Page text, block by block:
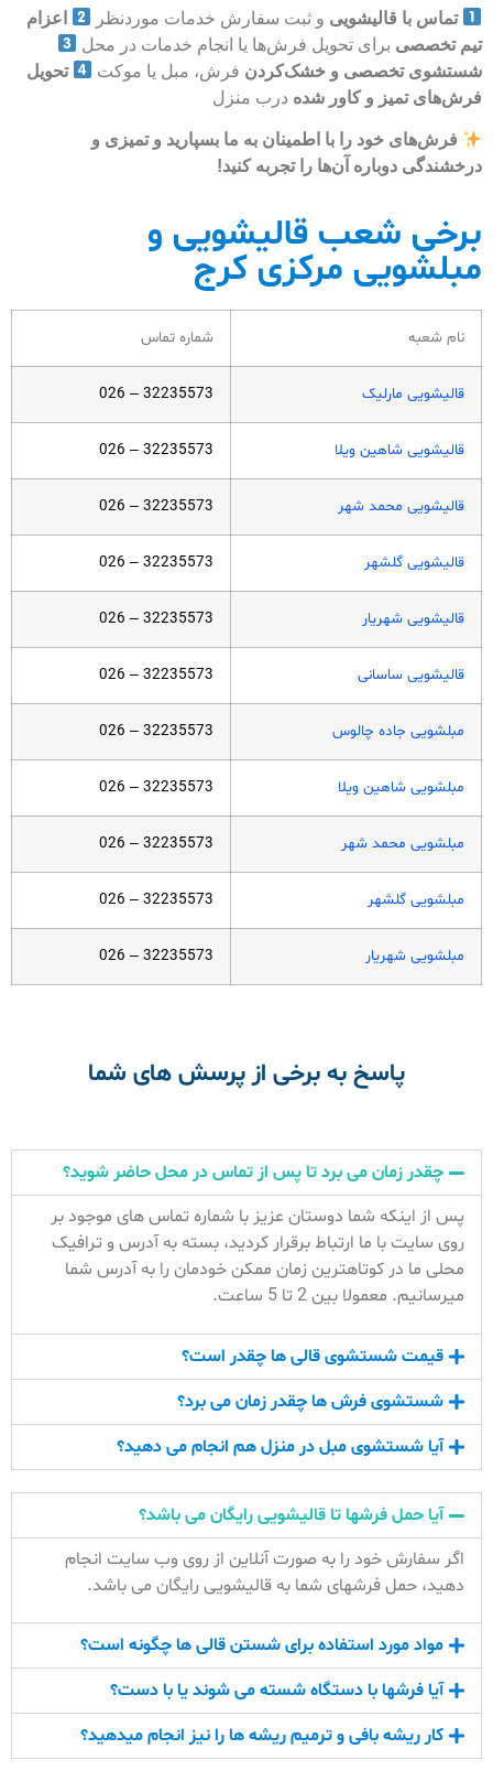
تماس با قالیشویی و ثبت سفارش خدمات موردنظر
اعزام
تیم تخصصی برای تحویل فرش‌ها یا انجام خدمات در محل
شستشوی تخصصی و خشک‌کردن فرش، مبل یا موکت
تحویل
فرش‌های تمیز و کاور شده درب منزل
فرش‌های خود را با اطمینان به ما بسپارید و تمیزی و
درخشندگی دوباره آن‌ها را تجربه کنید!
برخی شعب قالیشویی و
مبلشویی مرکزی کرج
نام شعبه شماره تماس
قالیشویی مارلیک 32235573 – 026
قالیشویی شاهین ویلا 32235573 – 026
قالیشویی محمد شهر 32235573 – 026
قالیشویی گلشهر 32235573 – 026
قالیشویی شهریار 32235573 – 026
قالیشویی ساسانی 32235573 – 026
مبلشویی جاده چالوس 32235573 – 026
مبلشویی شاهین ویلا 32235573 – 026
مبلشویی محمد شهر 32235573 – 026
مبلشویی گلشهر 32235573 – 026
مبلشویی شهریار 32235573 – 026
پاسخ به برخی از پرسش های شما
چقدر زمان می برد تا پس از تماس در محل حاضر شوید؟
پس از اینکه شما دوستان عزیز با شماره تماس های موجود بر
روی سایت با ما ارتباط برقرار کردید، بسته به آدرس و ترافیک
محلی ما در کوتاهترین زمان ممکن خودمان را به آدرس شما
میرسانیم. معمولا بین 2 تا 5 ساعت.
قیمت شستشوی قالی ها چقدر است؟
شستشوی فرش ها چقدر زمان می برد؟
آیا شستشوی مبل در منزل هم انجام می دهید؟
آیا حمل فرشها تا قالیشویی رایگان می باشد؟
اگر سفارش خود را به صورت آنلاین از روی وب سایت انجام
دهید، حمل فرشهای شما به قالیشویی رایگان می باشد.
مواد مورد استفاده برای شستن قالی ها چگونه است؟
آیا فرشها با دستگاه شسته می شوند یا با دست؟
کار ریشه بافی و ترمیم ریشه ها را نیز انجام میدهید؟